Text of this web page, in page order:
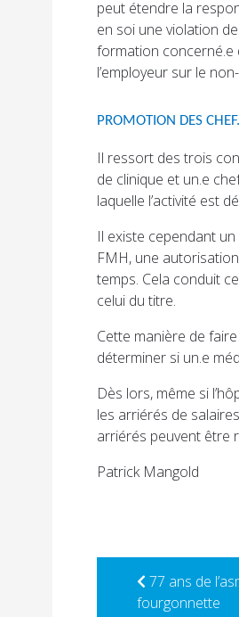
peut étendre la
en soi une violation
formation concerné.e
l’employeur sur le
PROMOTION DES
Il ressort des trois
de clinique et un.e
laquelle l’activité est
Il existe cependant
FMH, une
temps. Cela conduit
celui du titre.
Cette manière de
déterminer si un.e
Dès lors, même si
les arriérés de
arriérés peuvent être
Patrick Mangold
77 ans de
fourgonnette